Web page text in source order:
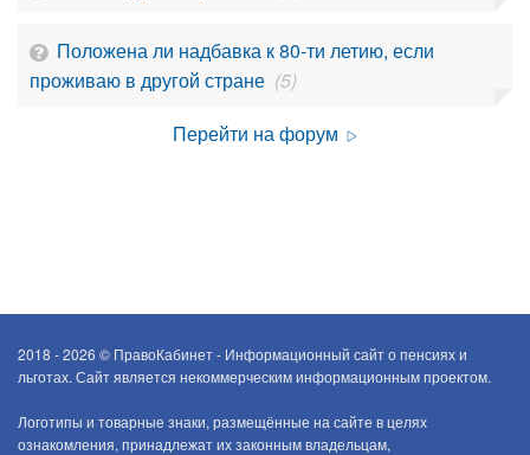
Положена ли надбавка к 80-ти летию, если
проживаю в другой стране (5)
Перейти на форум
2018 - 2026 © ПравоКабинет - Информационный сайт о пенсиях и
льготах. Сайт является некоммерческим информационным проектом.
Логотипы и товарные знаки, размещённые на сайте в целях
ознакомления, принадлежат их законным владельцам,